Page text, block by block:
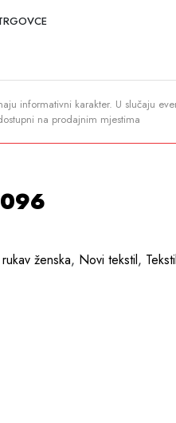
informativni karakter. U slučaju
na prodajnim mjestima
ženska, Novi tekstil, Tekstil